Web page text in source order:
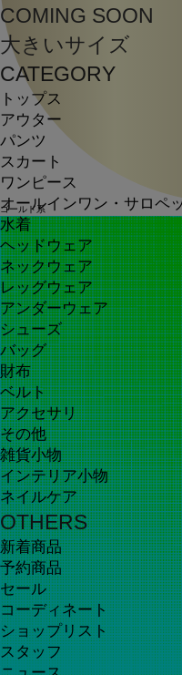
COMING SOON
大きいサイズ
CATEGORY
トップス
アウター
パンツ
スカート
ワンピース
オールインワン・サロペ
水着
ヘッドウェア
ネックウェア
レッグウェア
アンダーウェア
シューズ
バッグ
財布
ベルト
アクセサリ
その他
雑貨小物
インテリア小物
ネイルケア
OTHERS
新着商品
予約商品
セール
コーディネート
ショップリスト
スタッフ
ゴールド系